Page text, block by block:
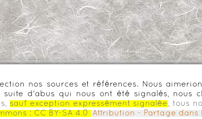
nos sources et références. Nous
d'abus qui nous ont été signalés, nous
sauf exception expressément signalée , tous
: CC BY-SA 4.0 Attribution - Partage dans